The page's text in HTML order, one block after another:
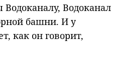
Водоканалу, Водоканал
башни. И у
как он говорит,